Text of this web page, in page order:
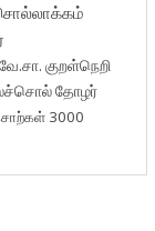
குறள்நெறி
தோழர்
3000